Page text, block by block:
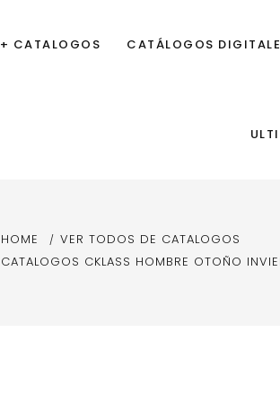
+ CATALOGOS CATÁLOGOS
HOME
VER TODOS DE CATALOGOS
CATALOGOS CKLASS HOMBRE OTOÑO